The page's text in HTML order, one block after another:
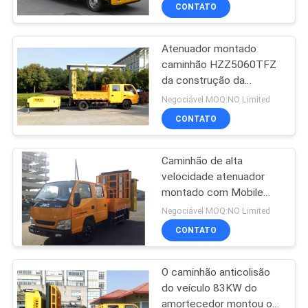
CONTROLE
DA
QUALIDADE
CONTACTE-
NOS
NOTÍCIA
PEÇA
UMAS
CITAÇÕES
Plataforma da
inspeção da ponte
44
Equipamento da
inspeção da ponte
34
CONTATO
Atenuador montado
caminhão HZZ5060TFZ
da construção da
engenharia de segurança
Negociável MOQ:NO Limited
CONTATO
Caminhão de alta
velocidade atenuador
montado com Mobile
Security da seta
Negociável MOQ:NO Limited
CONTATO
O caminhão anticolisão
do veículo 83KW do
amortecedor montou o